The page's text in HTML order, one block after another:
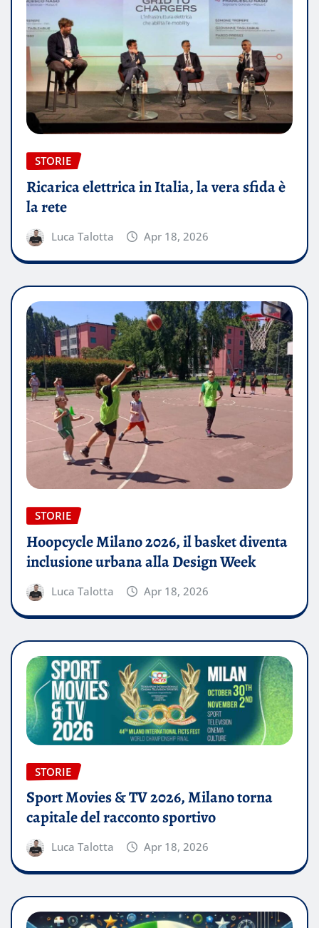
STORIE
Ricarica elettrica in Italia, la vera sfida è
la rete
Luca Talotta Apr 18, 2026
STORIE
Hoopcycle Milano 2026, il basket diventa
inclusione urbana alla Design Week
Luca Talotta Apr 18, 2026
STORIE
Sport Movies & TV 2026, Milano torna
capitale del racconto sportivo
Luca Talotta Apr 18, 2026